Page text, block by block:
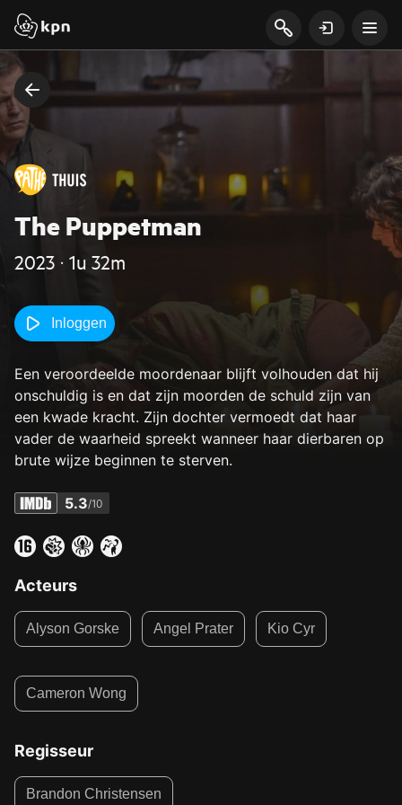
The Puppetman
2023 ‧ 1u 32m
Inloggen
Een veroordeelde moordenaar blijft volhouden dat hij
onschuldig is en dat zijn moorden de schuld zijn van
een kwade kracht. Zijn dochter vermoedt dat haar
vader de waarheid spreekt wanneer haar dierbaren op
brute wijze beginnen te sterven.
5.3/10
Acteurs
Alyson Gorske Angel Prater Kio Cyr
Cameron Wong
Regisseur
Brandon Christensen